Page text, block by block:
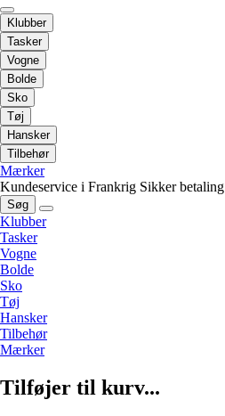
Klubber
Tasker
Vogne
Bolde
Sko
Tøj
Hansker
Tilbehør
Mærker
Kundeservice i Frankrig Sikker betaling
Søg
Klubber
Tasker
Vogne
Bolde
Sko
Tøj
Hansker
Tilbehør
Mærker
Tilføjer til kurv...